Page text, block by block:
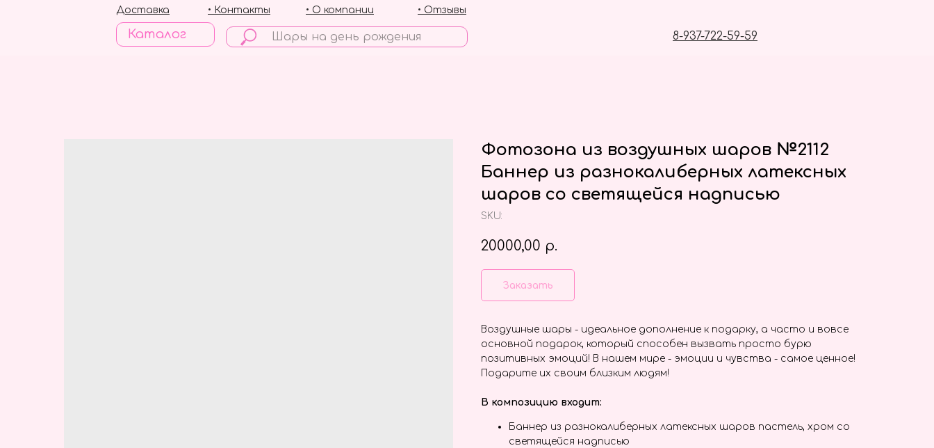
Каталог 8-937-722-59-59
• Отзывы
• О компании
• Контакты
Доставка
Фотозона из воздушных шаров №2112
Баннер из разнокалиберных латексных
шаров со светящейся надписью
SKU:
20000,00 р.
Заказать
Воздушные шары - идеальное дополнение к подарку, а часто и вовсе
основной подарок, который способен вызвать просто бурю
позитивных эмоций! В нашем мире - эмоции и чувства - самое ценное!
Подарите их своим близким людям!
В композицию входит:
Баннер из разнокалиберных латексных шаров пастель, хром со
светящейся надписью